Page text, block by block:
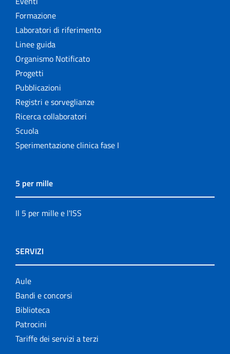
Formazione
Laboratori di riferimento
Linee guida
Organismo Notificato
Progetti
Pubblicazioni
Registri e sorveglianze
Ricerca collaboratori
Scuola
Sperimentazione clinica fase I
5 per mille
Il 5 per mille e l'ISS
SERVIZI
Aule
Bandi e concorsi
Biblioteca
Patrocini
Tariffe dei servizi a terzi